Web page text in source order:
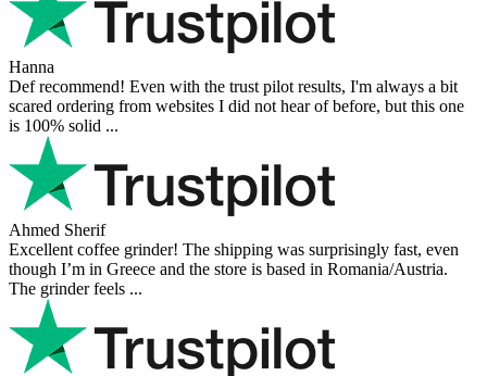
Hanna
Def recommend! Even with the trust pilot results, I'm always a bit
scared ordering from websites I did not hear of before, but this one
is 100% solid ...
Ahmed Sherif
Excellent coffee grinder! The shipping was surprisingly fast, even
though I’m in Greece and the store is based in Romania/Austria.
The grinder feels ...